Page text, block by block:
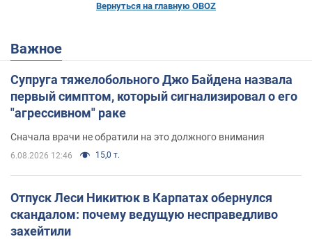
Вернуться на главную OBOZ
Важное
Супруга тяжелобольного Джо Байдена назвала
первый симптом, который сигнализировал о его
"агрессивном" раке
Сначала врачи не обратили на это должного внимания
6.08.2026 12:46 15,0 т.
Отпуск Леси Никитюк в Карпатах обернулся
скандалом: почему ведущую несправедливо
захейтили